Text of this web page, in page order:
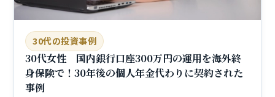
30代の投資事例
30代女性 国内銀行口座300万円の運用を海外終
身保険で！30年後の個人年金代わりに契約された
事例